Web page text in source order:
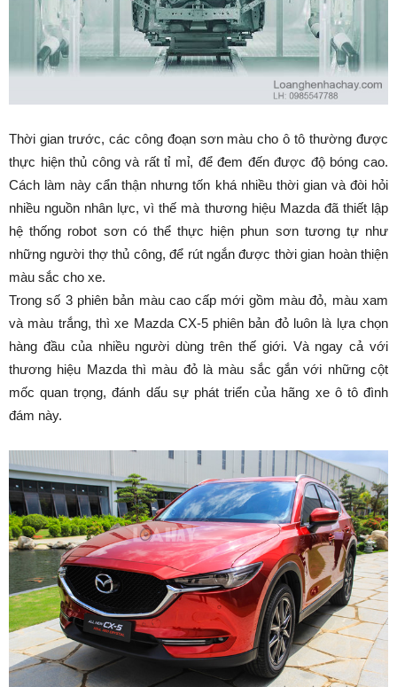
Thời gian trước, các công đoạn sơn màu cho ô tô thường được
thực hiện thủ công và rất tỉ mỉ, để đem đến được độ bóng cao.
Cách làm này cẩn thận nhưng tốn khá nhiều thời gian và đòi hỏi
nhiều nguồn nhân lực, vì thế mà thương hiệu Mazda đã thiết lập
hệ thống robot sơn có thể thực hiện phun sơn tương tự như
những người thợ thủ công, để rút ngắn được thời gian hoàn thiện
màu sắc cho xe.
Trong số 3 phiên bản màu cao cấp mới gồm màu đỏ, màu xam
và màu trắng, thì xe Mazda CX-5 phiên bản đỏ luôn là lựa chọn
hàng đầu của nhiều người dùng trên thế giới. Và ngay cả với
thương hiệu Mazda thì màu đỏ là màu sắc gắn với những cột
mốc quan trọng, đánh dấu sự phát triển của hãng xe ô tô đình
đám này.